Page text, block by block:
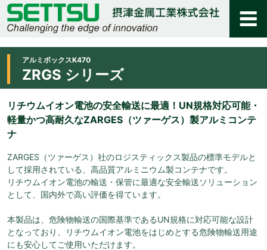
アルミボックスK470
ZRGS シリーズ
リチウムイオン電池の安全輸送に最適！UN規格対応可能・
軽量かつ高耐久なZARGES（ツァーゲス）製アルミコンテ
ナ
ZARGES（ツァーゲス）社のロジスティックス製品の標準モデルと
して採用されている、高品質アルミニウム製コンテナです。
リチウムイオン電池の輸送・保管に最適な安全輸送ソリューション
として、国内外で高い評価を得ています。
本製品は、危険物輸送の国際基準であるUN規格に対応可能な設計
となっており、リチウムイオン電池をはじめとする危険物輸送用途
にも安心してご使用いただけます。